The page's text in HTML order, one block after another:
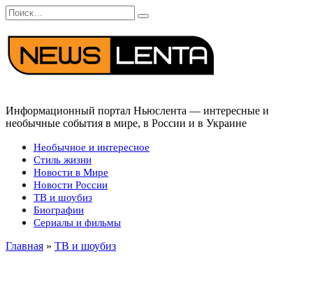
Перейти
к
содержанию
Search
for:
Информационный портал Ньюслента — интересные и
необычные события в мире, в России и в Украине
Необычное и интересное
Стиль жизни
Новости в Мире
Новости России
ТВ и шоубиз
Биографии
Сериалы и фильмы
Главная » ТВ и шоубиз